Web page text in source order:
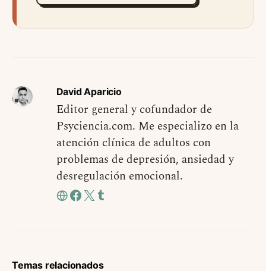
David Aparicio
Editor general y cofundador de
Psyciencia.com. Me especializo en la
atención clínica de adultos con
problemas de depresión, ansiedad y
desregulación emocional.
Temas relacionados